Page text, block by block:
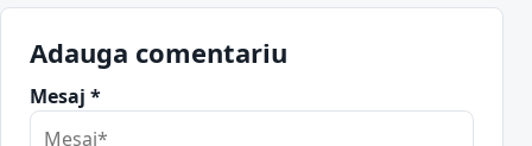
Adauga comentariu
Mesaj *